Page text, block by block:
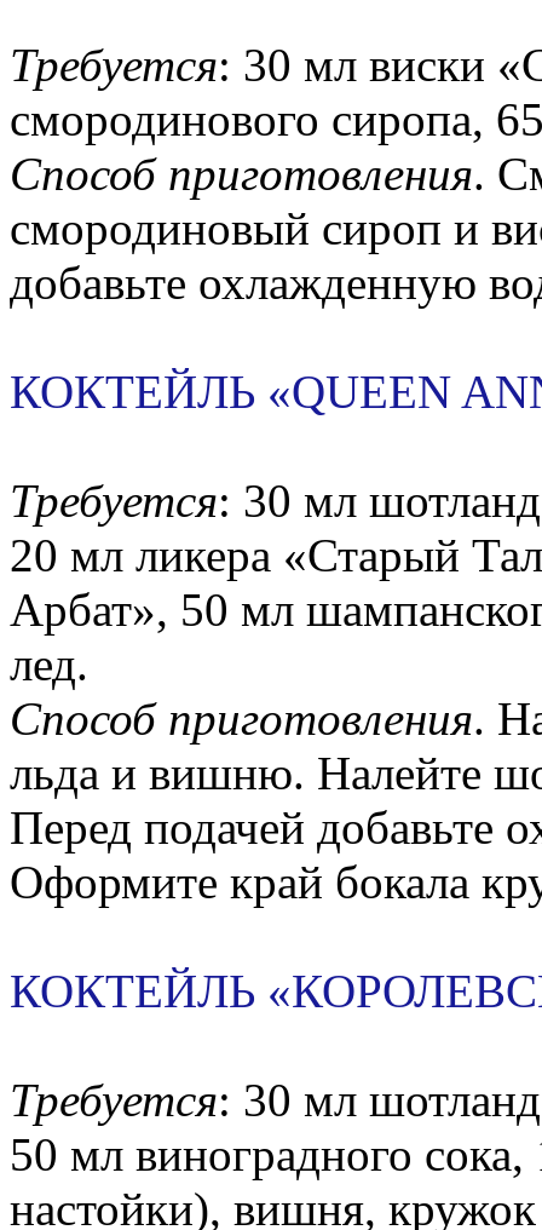
Требуется: 30 мл виски
смородинового сиропа,
Способ приготовления.
смородиновый сироп и
добавьте охлажденную
КОКТЕЙЛЬ «QUEEN
Требуется: 30 мл
20 мл ликера «Старый
Арбат», 50 мл
лед.
Способ приготовления.
льда и вишню. Налейте
Перед подачей добавьте
Оформите край бокала
КОКТЕЙЛЬ
Требуется: 30 мл
50 мл виноградного
настойки), вишня, кружок